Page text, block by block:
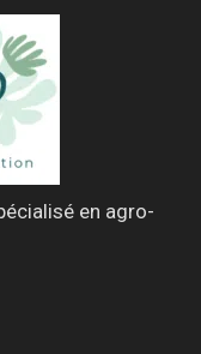
en agro-